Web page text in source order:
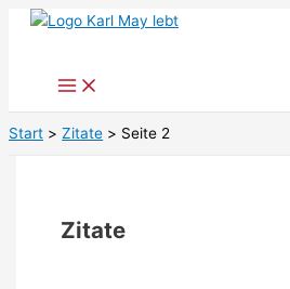
Zum
Start Zitate Seite 2
Zitate